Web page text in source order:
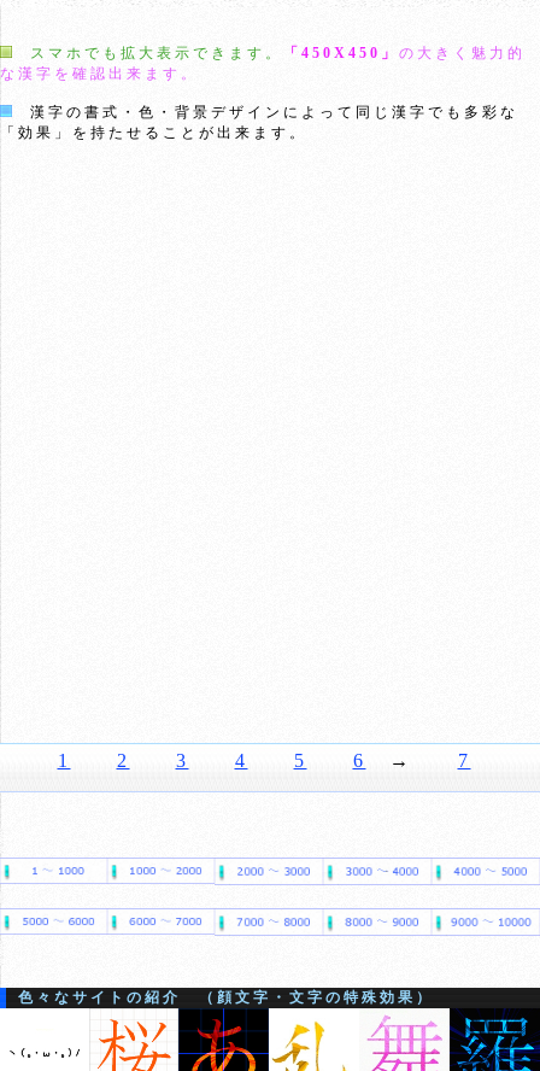
スマホでも拡大表示できます。 「450X450」 の大きく魅力的
な漢字を確認出来ます。
漢字の書式・色・背景デザインによって同じ漢字でも多彩な
「効果」を持たせることが出来ます。
1 2 3 4 5 6 → 7
色々なサイトの紹介 （顔文字・文字の特殊効果）